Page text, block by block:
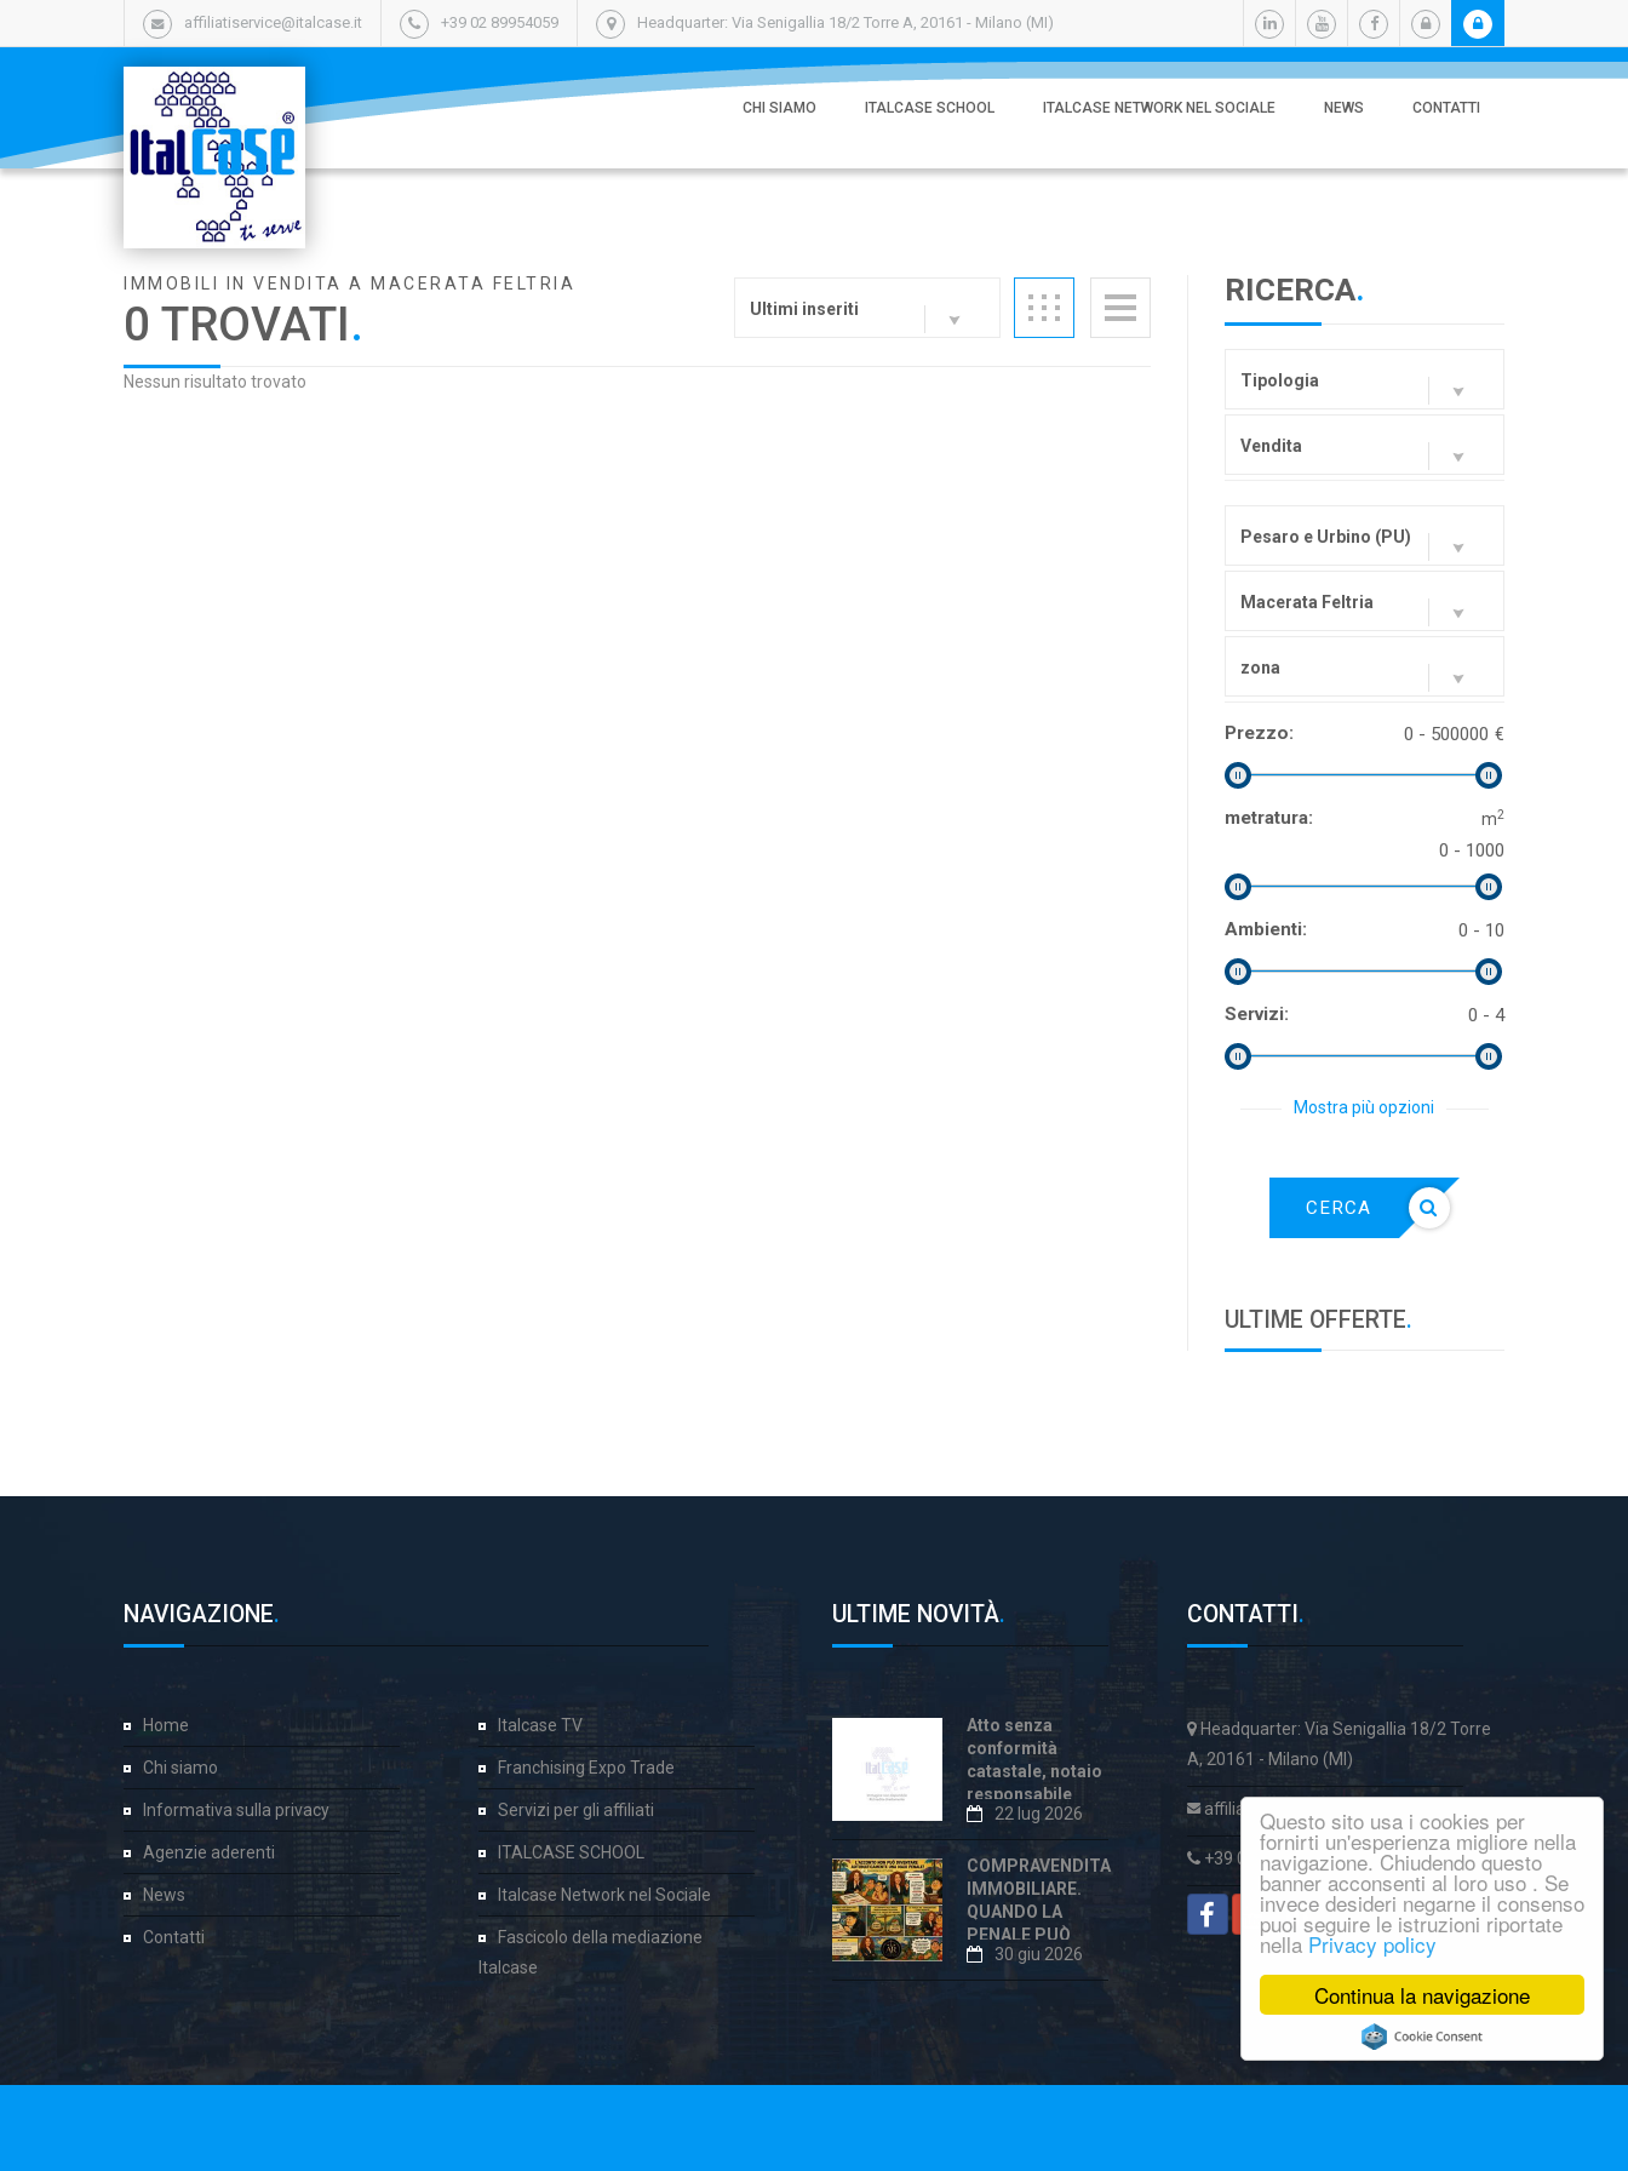
Continua la navigazione
Questo sito usa i cookies per
fornirti un'esperienza migliore nella
navigazione. Chiudendo questo
banner acconsenti al loro uso . Se
invece desideri negarne il consenso
puoi seguire le istruzioni riportate
nella Privacy policy
Cookie Consent plugin for the EU cookie law
affiliatiservice@italcase.it +39 02 89954059 Headquarter: Via Senigallia 18/2 Torre A, 20161 - Milano (MI)
CHI SIAMO ITALCASE SCHOOL ITALCASE NETWORK NEL SOCIALE NEWS CONTATTI
IMMOBILI IN VENDITA A MACERATA FELTRIA
0 TROVATI. Ultimi inseriti
Nessun risultato trovato
RICERCA.
Tipologia
Vendita
Pesaro e Urbino (PU)
Macerata Feltria
zona
Prezzo: €
0 - 500000
metratura: m2
0 - 1000
Ambienti: 0 - 10
Servizi: 0 - 4
Mostra più opzioni
CERCA
ULTIME OFFERTE.
NAVIGAZIONE.
Home
Chi siamo
Informativa sulla privacy
Agenzie aderenti
News
Contatti
Italcase TV
Franchising Expo Trade
Servizi per gli affiliati
ITALCASE SCHOOL
Italcase Network nel Sociale
Fascicolo della mediazione
Italcase
ULTIME NOVITÀ.
Atto senza
conformità
catastale, notaio
responsabile
anche dopo la
«correzione»
22 lug 2026
COMPRAVENDITA
IMMOBILIARE.
QUANDO LA
PENALE PUÒ
ESSERE
ECCESSIVA E
30 giu 2026
CONTATTI .
Headquarter: Via Senigallia 18/2 Torre
A, 20161 - Milano (MI)
affiliatiservice@italcase.it
+39 02 89954059